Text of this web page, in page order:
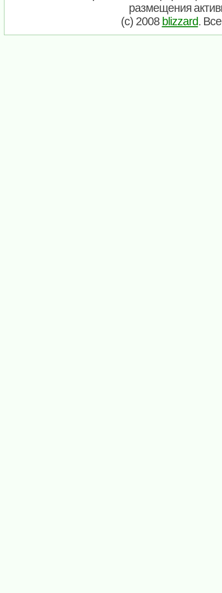
размещения
(c) 2008 blizzard.